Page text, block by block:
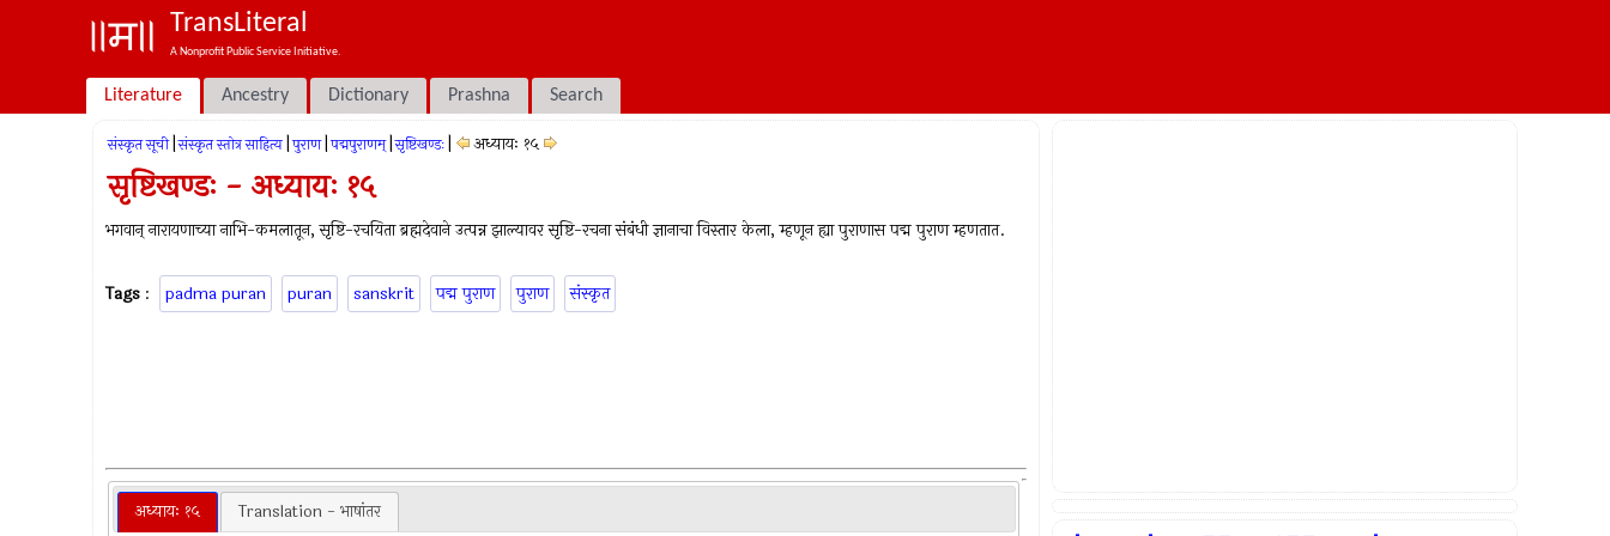
TransLiteral
A Nonprofit Public Service Initiative.
Literature Ancestry Dictionary Prashna Search
संस्कृत सूची संस्कृत स्तोत्र साहित्य पुराण पद्मपुराणम् सृष्टिखण्डः अध्यायः १५
सृष्टिखण्डः - अध्यायः १५
भगवान् नारायणाच्या नाभि-कमलातून, सृष्टि-रचयिता ब्रह्मदेवाने उत्पन्न झाल्यावर सृष्टि-रचना संबंधी ज्ञानाचा विस्तार केला, म्हणून ह्या पुराणास पद्म पुराण म्हणतात.
Tags : padma puran puran sanskrit पद्म पुराण पुराण संस्कृत
अध्यायः १५ Translation - भाषांतर